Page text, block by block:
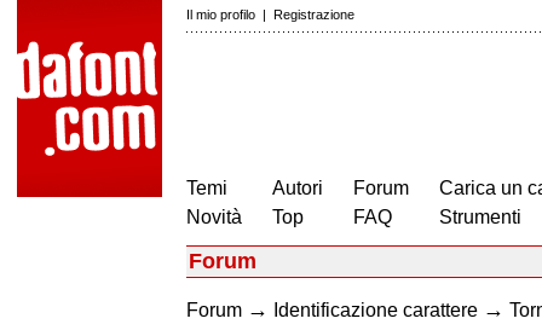
Il mio profilo | Registrazione
Temi
Novità
Autori
Top
Forum
FAQ
Carica un
Strumenti
Forum
Forum → Identificazione carattere →